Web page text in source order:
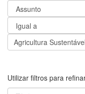
Utilizar filtros para